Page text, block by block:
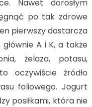
Nawet dorosłym
po tak zdrowe
pierwszy dostarcza
A i K, a także
żelaza, potasu,
oczywiście źródło
foliowego. Jogurt
posiłkami, która nie